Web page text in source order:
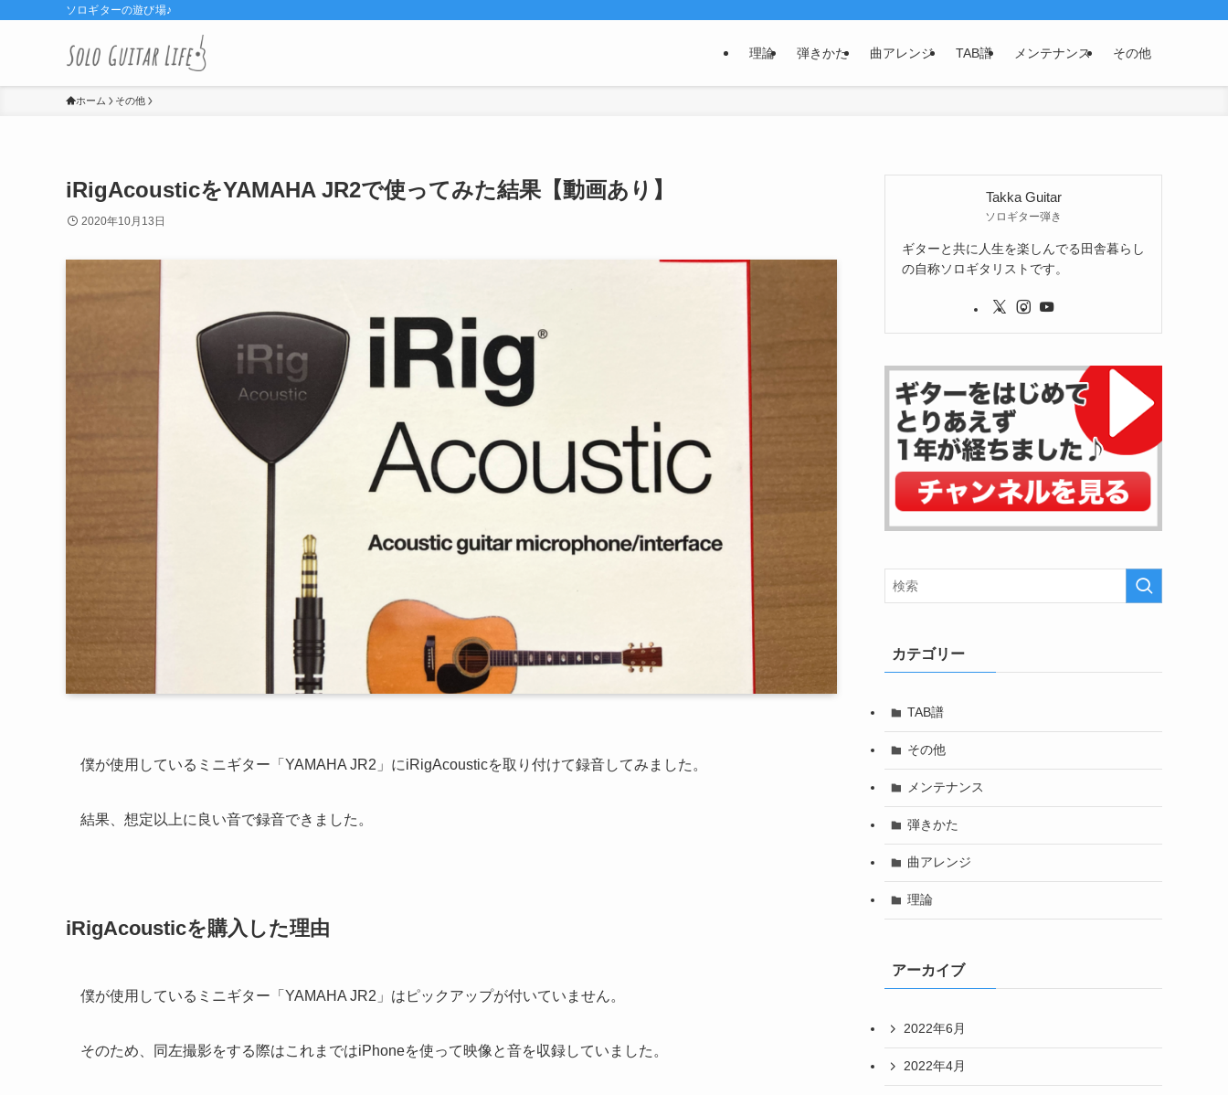
ソロギターの遊び場♪
理論 弾きかた 曲アレンジ TAB譜 メンテナンス その他
ホーム その他
iRigAcousticをYAMAHA JR2で使ってみた結果【動画あり】
2020年10月13日
僕が使用しているミニギター「YAMAHA JR2」にiRigAcousticを取り付けて録音してみました。
結果、想定以上に良い音で録音できました。
iRigAcousticを購入した理由
僕が使用しているミニギター「YAMAHA JR2」はピックアップが付いていません。
そのため、同左撮影をする際はこれまではiPhoneを使って映像と音を収録していました。
Takka Guitar
ソロギター弾き
ギターと共に人生を楽しんでる田舎暮らし
の自称ソロギタリストです。
カテゴリー
TAB譜
その他
メンテナンス
弾きかた
曲アレンジ
理論
アーカイブ
2022年6月
2022年4月